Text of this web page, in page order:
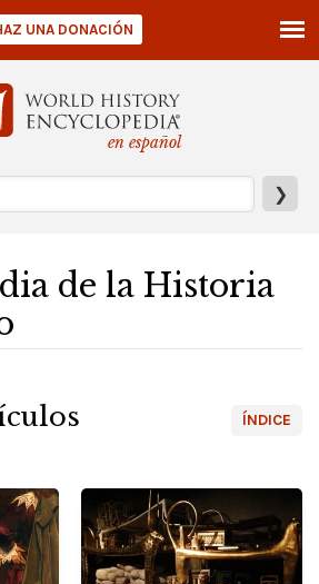
en español
❯
UNA DONACIÓN
de la Historia
ÍNDICE